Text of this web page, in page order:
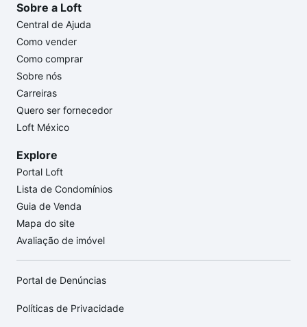
Sobre a Loft
Central de Ajuda
Como vender
Como comprar
Sobre nós
Carreiras
Quero ser fornecedor
Loft México
Explore
Portal Loft
Lista de Condomínios
Guia de Venda
Mapa do site
Avaliação de imóvel
Portal de Denúncias
Políticas de Privacidade